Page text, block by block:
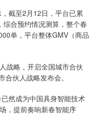
截至2月12日，平台已累
合预约情况测算，整个春
单，平台整体GMV（商品
战略，开启全国城市合伙
伙人战略发布会。
然成为中国具身智能技术
，提前奏响新春智能序